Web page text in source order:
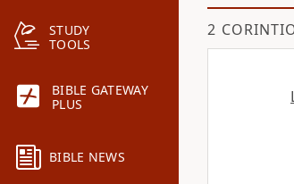
STUDY
TOOLS
BIBLE GATEWAY
PLUS
BIBLE NEWS
2